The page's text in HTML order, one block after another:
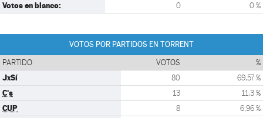
Votos en blanco: 0 0 %
VOTOS POR PARTIDOS EN TORRENT
PARTIDO VOTOS %
JxSí 80 69,57 %
C's 13 11,3 %
CUP 8 6,96 %